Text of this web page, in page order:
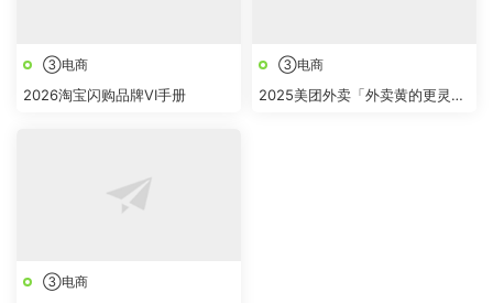
③电商
2026淘宝闪购品牌VI手册
③电商
2025美团外卖「外卖黄的更灵
③电商